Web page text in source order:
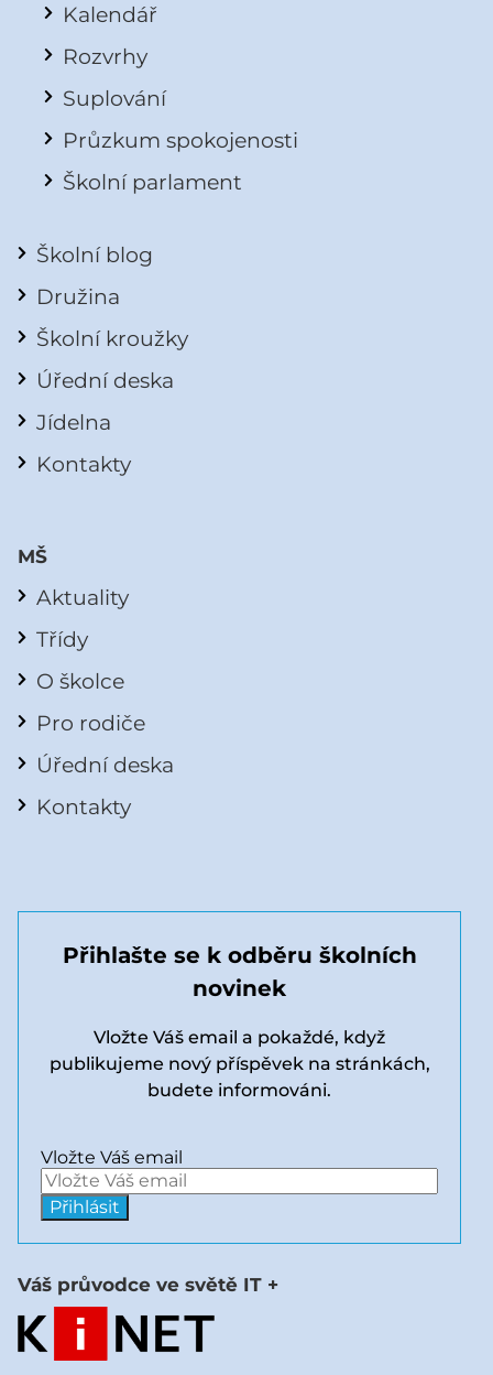
Kalendář
Rozvrhy
Suplování
Průzkum spokojenosti
Školní parlament
Školní blog
Družina
Školní kroužky
Úřední deska
Jídelna
Kontakty
MŠ
Aktuality
Třídy
O školce
Pro rodiče
Úřední deska
Kontakty
Přihlašte se k odběru školních
novinek
Vložte Váš email a pokaždé, když
publikujeme nový příspěvek na stránkách,
budete informováni.
Vložte Váš email
Váš průvodce ve světě IT +